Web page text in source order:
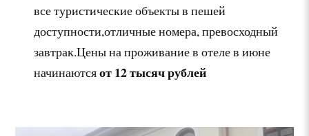
все туристические объекты в пешей
доступности,отличные номера, превосходный
завтрак.Цены на проживание в отеле в июне
начинаютсяот 12 тысяч рублей